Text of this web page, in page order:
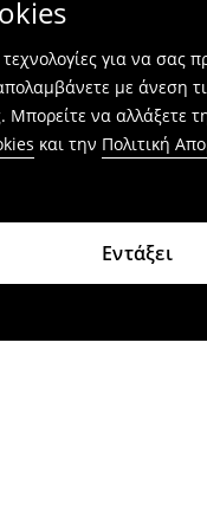
για να
με άνεση
να αλλάξετε
και την Πολιτική
Εντάξει
προϊόντων